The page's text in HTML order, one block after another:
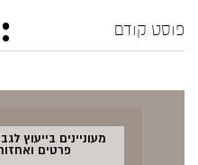
פוסט קודם
מעוניינים בייעוץ
פרטים